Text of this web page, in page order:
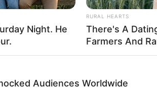
Night. He
RURAL HEARTS
There's A
Farmers And
Audiences Worldwide